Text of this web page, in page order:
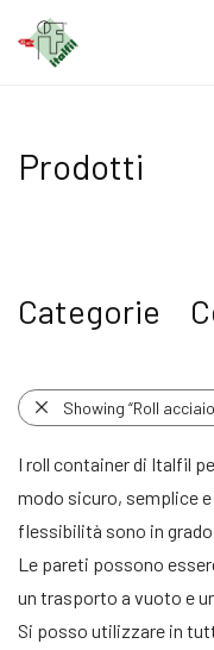
Prodotti
Categorie
Showing “Roll
I roll container di Italfil
modo sicuro, semplice
flessibilità sono in
Le pareti possono
un trasporto a vuoto e
Si posso utilizzare in